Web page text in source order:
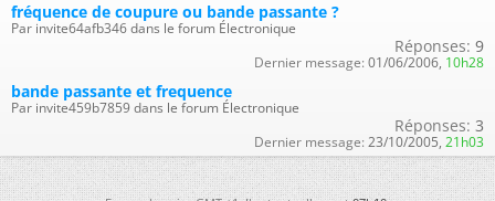
fréquence de coupure ou bande passante ?
Par invite64afb346 dans le forum Électronique
Réponses: 9
Dernier message: 01/06/2006, 10h28
bande passante et frequence
Par invite459b7859 dans le forum Électronique
Réponses: 3
Dernier message: 23/10/2005, 21h03